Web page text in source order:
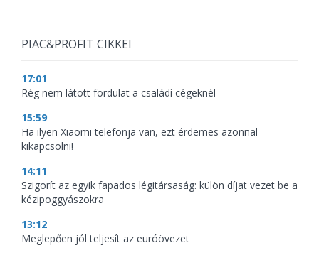
PIAC&PROFIT CIKKEI
17:01
Rég nem látott fordulat a családi cégeknél
15:59
Ha ilyen Xiaomi telefonja van, ezt érdemes azonnal
kikapcsolni!
14:11
Szigorít az egyik fapados légitársaság: külön díjat vezet be a
kézipoggyászokra
13:12
Meglepően jól teljesít az euróövezet